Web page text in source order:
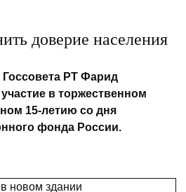
доверие населения
Госсовета РТ Фарид
в торжественном
15-летию со дня
фонда России.